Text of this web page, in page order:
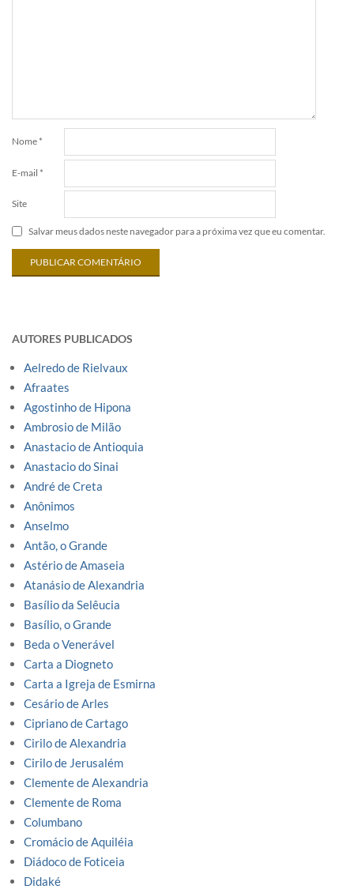
Nome *
E-mail *
Site
Salvar meus dados neste navegador para a próxima vez que eu comentar.
AUTORES PUBLICADOS
Aelredo de Rielvaux
Afraates
Agostinho de Hipona
Ambrosio de Milão
Anastacio de Antioquia
Anastacio do Sinai
André de Creta
Anônimos
Anselmo
Antão, o Grande
Astério de Amaseia
Atanásio de Alexandria
Basílio da Selêucia
Basílio, o Grande
Beda o Venerável
Carta a Diogneto
Carta a Igreja de Esmirna
Cesário de Arles
Cipriano de Cartago
Cirilo de Alexandria
Cirilo de Jerusalém
Clemente de Alexandria
Clemente de Roma
Columbano
Cromácio de Aquiléia
Diádoco de Foticeia
Didaké